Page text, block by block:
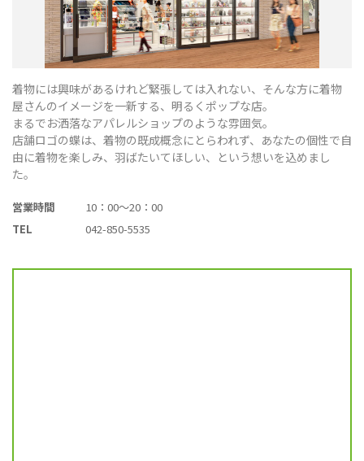
着物には興味があるけれど緊張しては入れない、そんな方に着物
屋さんのイメージを一新する、明るくポップな店。
まるでお洒落なアパレルショップのような雰囲気。
店舗ロゴの蝶は、着物の既成概念にとらわれず、あなたの個性で自
由に着物を楽しみ、羽ばたいてほしい、という想いを込めまし
た。
営業時間
10：00～20：00
TEL
042-850-5535